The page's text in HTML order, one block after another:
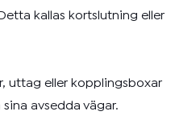
kallas kortslutning eller
uttag eller kopplingsboxar
avsedda vägar.